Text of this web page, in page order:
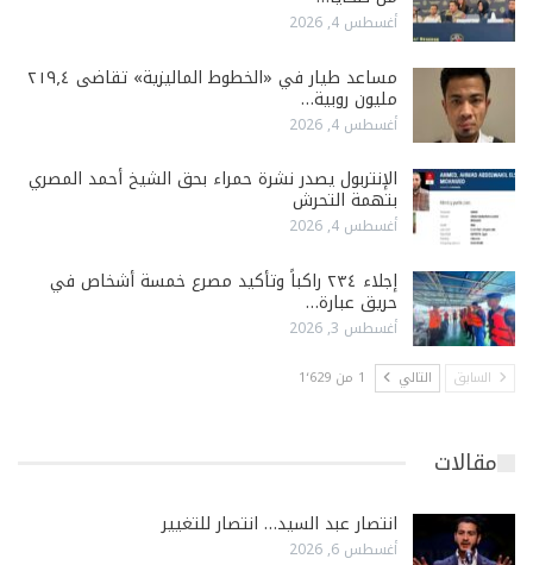
أغسطس 4, 2026
مساعد طيار في «الخطوط الماليزية» تقاضى ٢١٩٫٤
مليون روبية…
أغسطس 4, 2026
الإنتربول يصدر نشرة حمراء بحق الشيخ أحمد المصري
بتهمة التحرش
أغسطس 4, 2026
إجلاء ٢٣٤ راكباً وتأكيد مصرع خمسة أشخاص في
حريق عبارة…
أغسطس 3, 2026
السابق التالي 1 من 1٬629
مقالات
انتصار عبد السيد… انتصار للتغيير
أغسطس 6, 2026